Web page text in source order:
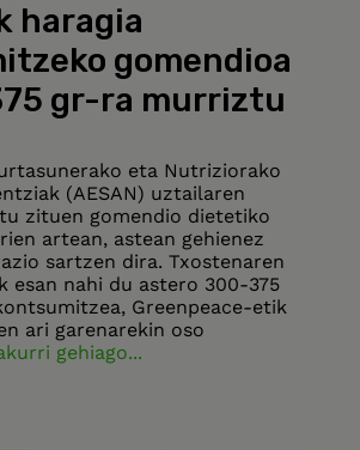
haragia
gomendioa
gr-ra murriztu
eta Nutriziorako
(AESAN) uztailaren
zituen gomendio dietetiko
artean, astean gehienez
sartzen dira. Txostenaren
esan nahi du astero 300-375
Greenpeace-etik
ari garenarekin oso
gehiago...